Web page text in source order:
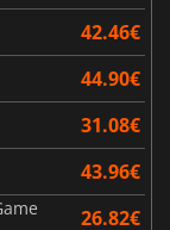
42.46€
44.90€
31.08€
43.96€
26.82€